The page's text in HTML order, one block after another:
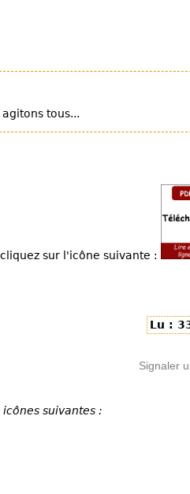
tous...
sur l'icône suivante :
Lu :
Signaler
suivantes :